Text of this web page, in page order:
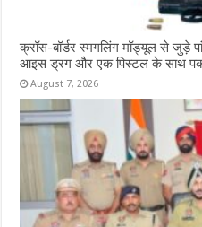
क्रॉस-बॉर्डर स्मगलिंग मॉड्यूल से जुड़े
आइस ड्रग और एक पिस्टल के साथ
August 7, 2026